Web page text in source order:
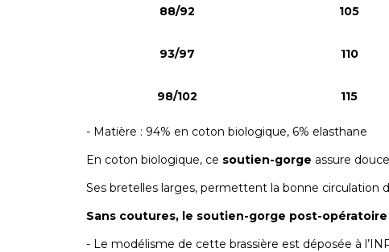
88/92 105
93/97 110
98/102 115
- Matière : 94% en coton biologique, 6% elasthane
En coton biologique, ce soutien-gorge assure
Ses bretelles larges, permettent la bonne circulation
Sans coutures, le soutien-gorge post-opératoire
- Le modélisme de cette brassière est déposée à